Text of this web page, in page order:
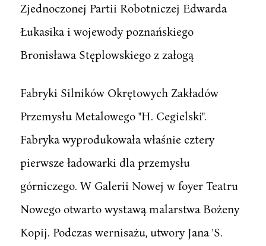
Zjednoczonej Partii Robotniczej Edwarda
Łukasika i wojewody poznańskiego
Bronisława Stęplowskiego z załogą
Fabryki Silników Okrętowych Zakładów
Przemysłu Metalowego "H. Cegielski".
Fabryka wyprodukowała właśnie cztery
pierwsze ładowarki dla przemysłu
górniczego. W Galerii Nowej w foyer Teatru
Nowego otwarto wystawą malarstwa Bożeny
Kopij. Podczas wernisażu, utwory Jana 'S.